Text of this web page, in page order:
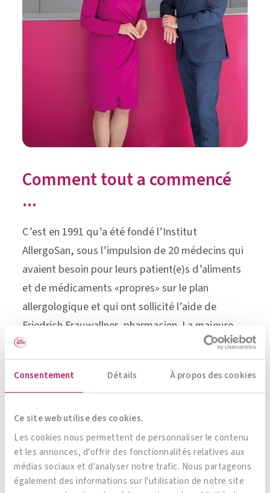
Consentement Détails À propos des cookies
Ce site web utilise des cookies.
Les cookies nous permettent de personnaliser le contenu
et les annonces, d'offrir des fonctionnalités relatives aux
médias sociaux et d'analyser notre trafic. Nous partageons
également des informations sur l'utilisation de notre site
Comment tout a commencé
...
C’est en 1991 qu’a été fondé l’Institut
AllergoSan, sous l’impulsion de 20 médecins qui
avaient besoin pour leurs patient(e)s d’aliments
et de médicaments «propres» sur le plan
allergologique et qui ont sollicité l’aide de
Friedrich Frauwallner, pharmacien. La majeure
partie de notre clientèle de l’époque luttait déjà
depuis des années contre des maladies de peau
chroniques comme la dermatite atopique et le
soulagés.
En 1992, Anita Frauwallner a repris la direction de
l’institut et a mis en avant une approche
spécifique de médecine holistique, à savoir que